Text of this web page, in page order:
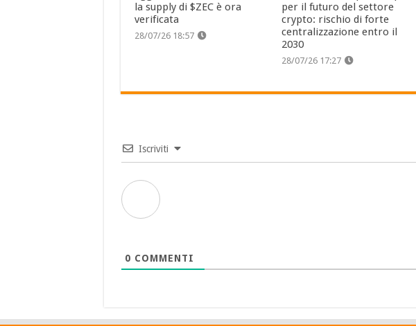
la supply di $ZEC è ora
verificata
28/07/26 18:57
per il futuro del settore
crypto: rischio di forte
centralizzazione entro il
2030
28/07/26 17:27
Iscriviti
0 COMMENTI